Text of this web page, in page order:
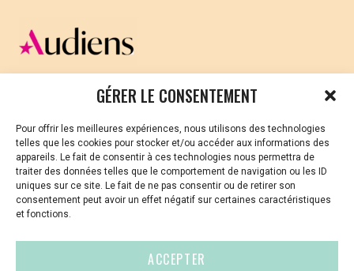
GÉRER LE CONSENTEMENT
Pour offrir les meilleures expériences, nous utilisons des technologies
telles que les cookies pour stocker et/ou accéder aux informations des
appareils. Le fait de consentir à ces technologies nous permettra de
traiter des données telles que le comportement de navigation ou les ID
uniques sur ce site. Le fait de ne pas consentir ou de retirer son
consentement peut avoir un effet négatif sur certaines caractéristiques
et fonctions.
ACCEPTER
CELLULE D’ÉCOUTE ET DE SOUTIEN PSYCHOLOGIQUE ET
Vous avez été témoin ou vous êtes victime de VSS ? Ou
vous êtes référent·es harcèlement en besoin de soutien
ou d’informations ?
01 87 20 30 90
violences-sexuelles-culture@audiens.org